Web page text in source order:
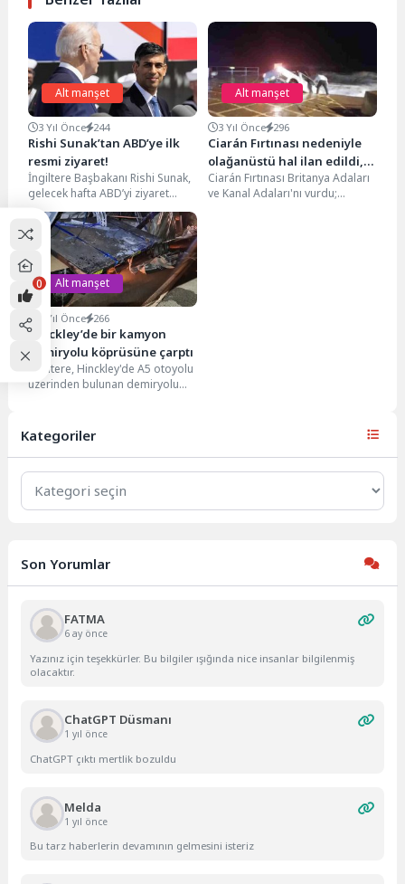
Alt manşet
3 Yıl Önce 244
Rishi Sunak’tan ABD’ye ilk
resmi ziyaret!
İngiltere Başbakanı Rishi Sunak,
gelecek hafta ABD’yi ziyaret
edecek. Sunak’ın sözcüsü yaptığı
açıklamada, Başbakan Sunak’ın...
Alt manşet
3 Yıl Önce 296
Ciarán Fırtınası nedeniyle
olağanüstü hal ilan edildi,
okullar kapatıldı
Ciarán Fırtınası Britanya Adaları
ve Kanal Adaları'nı vurdu;
Alt manşet
4 Yıl Önce 266
Hinckley’de bir kamyon
demiryolu köprüsüne çarptı
İngiltere, Hinckley'de A5 otoyolu
üzerinden bulunan demiryolu
sonucu...
Kategoriler
Kategoriler
Son Yorumlar
FATMA
6 ay önce
Yazınız için teşekkürler. Bu bilgiler ışığında nice insanlar bilgilenmiş
olacaktır.
ChatGPT Düsmanı
1 yıl önce
ChatGPT çıktı mertlik bozuldu
Melda
1 yıl önce
Bu tarz haberlerin devamının gelmesini isteriz
0